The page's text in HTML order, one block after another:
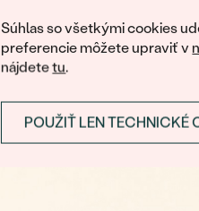
Súhlas so všetkými cookies
preferencie môžete upraviť v
nájdetetu.
POUŽIŤ LEN TECHNICKÉ